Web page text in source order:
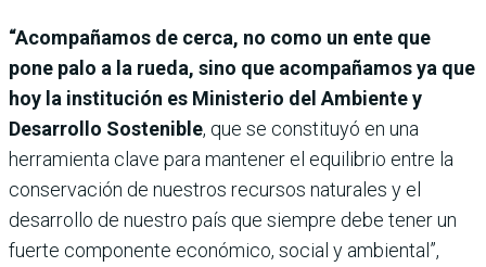
“Acompañamos de cerca, no como un ente que
pone palo a la rueda, sino que acompañamos ya que
hoy la institución es Ministerio del Ambiente y
Desarrollo Sostenible, que se constituyó en una
herramienta clave para mantener el equilibrio entre la
conservación de nuestros recursos naturales y el
desarrollo de nuestro país que siempre debe tener un
fuerte componente económico, social y ambiental”,